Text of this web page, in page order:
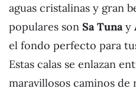
aguas cristalinas y gran
populares son Sa Tunay
el fondo perfecto para
Estas calas se enlazan
maravillosos caminos de